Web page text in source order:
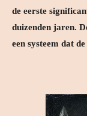
de eerste
duizenden jaren.
een systeem dat